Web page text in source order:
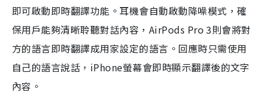
即可啟動即時翻譯功能。耳機會自動啟動降噪模式，確
保用戶能夠清晰聆聽對話內容，AirPods Pro 3則會將對
方的語言即時翻譯成用家設定的語言。回應時只需使用
自己的語言說話，iPhone螢幕會即時顯示翻譯後的文字
內容。